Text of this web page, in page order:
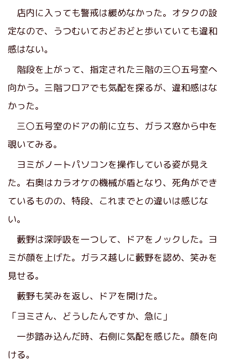
店内に入っても警戒は緩めなかった。オタクの設
定なので、うつむいておどおどと歩いていても違和
感はない。
階段を上がって、指定された三階の三〇五号室へ
向かう。三階フロアでも気配を探るが、違和感はな
かった。
三〇五号室のドアの前に立ち、ガラス窓から中を
覗いてみる。
ヨミがノートパソコンを操作している姿が見え
た。右奥はカラオケの機械が盾となり、死角ができ
ているものの、特段、これまでとの違いは感じな
い。
藪野は深呼吸を一つして、ドアをノックした。ヨ
ミが顔を上げた。ガラス越しに藪野を認め、笑みを
見せる。
藪野も笑みを返し、ドアを開けた。
「ヨミさん、どうしたんですか、急に」
一歩踏み込んだ時、右側に気配を感じた。顔を向
ける。